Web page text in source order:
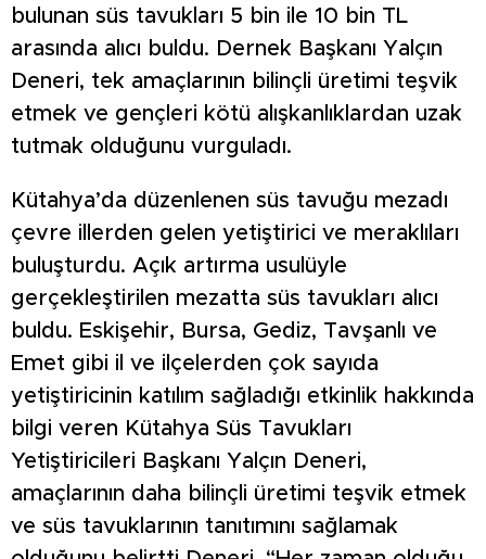
bulunan süs tavukları 5 bin ile 10 bin TL
arasında alıcı buldu. Dernek Başkanı Yalçın
Deneri, tek amaçlarının bilinçli üretimi teşvik
etmek ve gençleri kötü alışkanlıklardan uzak
tutmak olduğunu vurguladı.
Kütahya’da düzenlenen süs tavuğu mezadı
çevre illerden gelen yetiştirici ve meraklıları
buluşturdu. Açık artırma usulüyle
gerçekleştirilen mezatta süs tavukları alıcı
buldu. Eskişehir, Bursa, Gediz, Tavşanlı ve
Emet gibi il ve ilçelerden çok sayıda
yetiştiricinin katılım sağladığı etkinlik hakkında
bilgi veren Kütahya Süs Tavukları
Yetiştiricileri Başkanı Yalçın Deneri,
amaçlarının daha bilinçli üretimi teşvik etmek
ve süs tavuklarının tanıtımını sağlamak